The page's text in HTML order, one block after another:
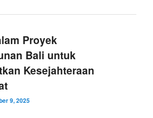
Proyek
Bali untuk
Kesejahteraan
9, 2025